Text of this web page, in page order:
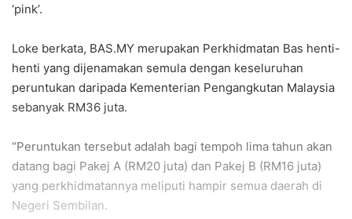
‘pink’.
Loke berkata, BAS.MY merupakan Perkhidmatan Bas henti-
henti yang dijenamakan semula dengan keseluruhan
peruntukan daripada Kementerian Pengangkutan Malaysia
sebanyak RM36 juta.
“Peruntukan tersebut adalah bagi tempoh lima tahun akan
datang bagi Pakej A (RM20 juta) dan Pakej B (RM16 juta)
yang perkhidmatannya meliputi hampir semua daerah di
Negeri Sembilan.